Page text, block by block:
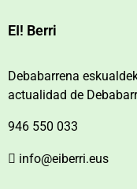
EI! Berri
Debabarrena
actualidad de
946 550 033
info@eiberri.eus